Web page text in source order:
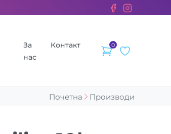
сметка се донираат за бездомните
За
нас
Контакт 0
Почетна Производи